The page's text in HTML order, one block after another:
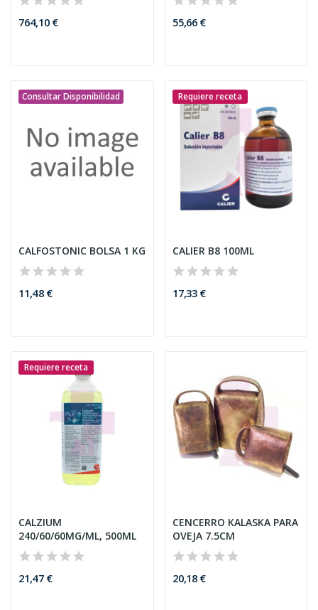
764,10 € 55,66 €
Consultar Disponibilidad
CALFOSTONIC BOLSA 1 KG
11,48 €
Requiere receta
CALIER B8 100ML
17,33 €
Requiere receta
CALZIUM
240/60/60MG/ML, 500ML
21,47 €
CENCERRO KALASKA PARA
OVEJA 7.5CM
20,18 €